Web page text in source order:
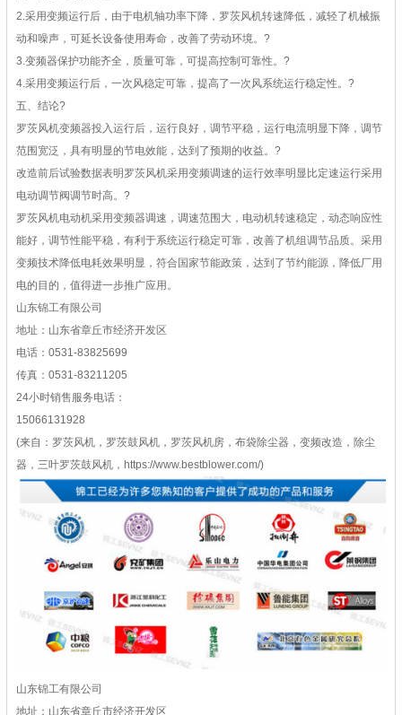
2.采用变频运行后，由于电机轴功率下降，罗茨风机转速降低，减轻了机械振
动和噪声，可延长设备使用寿命，改善了劳动环境。 ?
3.变频器保护功能齐全，质量可靠，可提高控制可靠性。 ?
4.采用变频运行后，一次风稳定可靠，提高了一次风系统运行稳定性。 ?
五、结论?
罗茨风机变频器投入运行后，运行良好，调节平稳，运行电流明显下降，调节
范围宽泛，具有明显的节电效能，达到了预期的收益。 ?
改造前后试验数据表明罗茨风机采用变频调速的运行效率明显比定速运行采用
电动调节阀调节时高。 ?
罗茨风机电动机采用变频器调速，调速范围大，电动机转速稳定，动态响应性
能好，调节性能平稳，有利于系统运行稳定可靠，改善了机组调节品质。采用
变频技术降低电耗效果明显，符合国家节能政策，达到了节约能源，降低厂用
电的目的，值得进一步推广应用。
山东锦工有限公司
地址：山东省章丘市经济开发区
电话：0531-83825699
传真：0531-83211205
24小时销售服务电话：
15066131928
(来自：罗茨风机，罗茨鼓风机，罗茨风机房，布袋除尘器，变频改造，除尘
器，三叶罗茨鼓风机，https://www.bestblower.com/)
山东锦工有限公司
地址：山东省章丘市经济开发区